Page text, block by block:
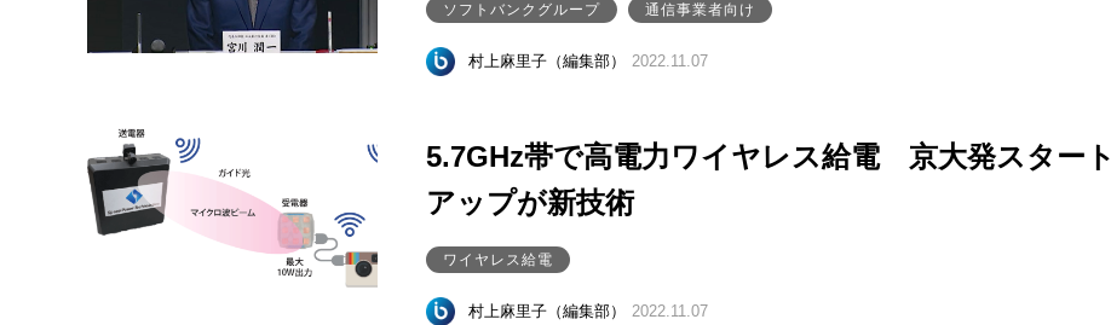
ソフトバンクグループ 通信事業者向け
村上麻里子（編集部） 2022.11.07
5.7GHz帯で高電力ワイヤレス給電 京大発スタート
アップが新技術
ワイヤレス給電
村上麻里子（編集部） 2022.11.07